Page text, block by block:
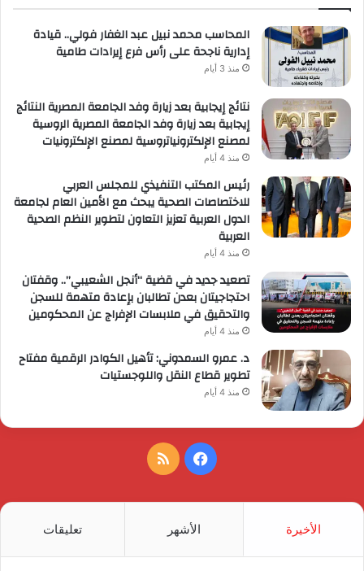
المحاسب محمد نبيل عبد الغفار فولي.. قيادة
إدارية ناجحة على رأس فرع إيرادات طامية
منذ 3 أيام
نتائج إيجابية بعد زيارة وفد الجامعة المصرية النتائج
إيجابية بعد زيارة وفد الجامعة المصرية الروسية
لمصنع الإلكترونياتروسية لمصنع الإلكترونيات
منذ 4 أيام
رئيس المكتب التنفيذي للمجلس العربي
للاختصاصات الصحية يبحث مع الأمين العام لجامعة
الدول العربية تعزيز التعاون لتطوير النظم الصحية
العربية
منذ 4 أيام
تصعيد جديد في قضية “أنجل الشعيبي”.. وقفتان
احتجاجيتان بعدن تطالبان بإعادة متهمة للسجن
والتحقيق في ملابسات الإفراج عن المحكومين
منذ 4 أيام
د. عمرو السمدوني: تأهيل الكوادر الرقمية مفتاح
تطوير قطاع النقل واللوجستيات
منذ 4 أيام
فيسبوكملخص
الأخيرة الأشهر تعليقات